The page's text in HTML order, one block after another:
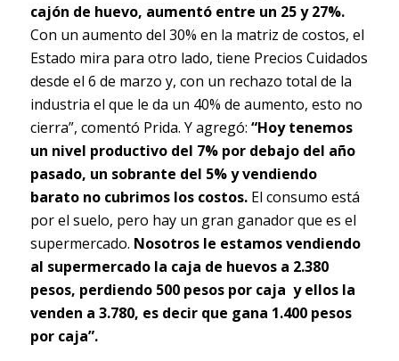
cajón de huevo, aumentó entre un 25 y 27%.
Con un aumento del 30% en la matriz de costos, el
Estado mira para otro lado, tiene Precios Cuidados
desde el 6 de marzo y, con un rechazo total de la
industria el que le da un 40% de aumento, esto no
cierra”, comentó Prida. Y agregó: “Hoy tenemos
un nivel productivo del 7% por debajo del año
pasado, un sobrante del 5% y vendiendo
barato no cubrimos los costos. El consumo está
por el suelo, pero hay un gran ganador que es el
supermercado. Nosotros le estamos vendiendo
al supermercado la caja de huevos a 2.380
pesos, perdiendo 500 pesos por caja y ellos la
venden a 3.780, es decir que gana 1.400 pesos
por caja”.